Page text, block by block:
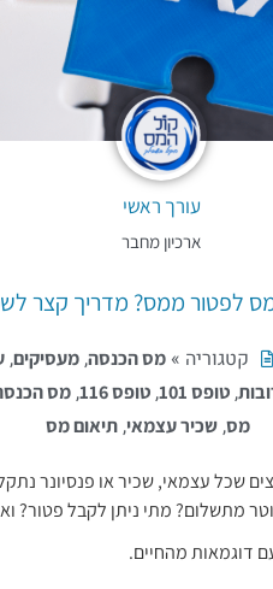
עורך ראשי
ארכיון מחבר
לפטור ממס? מדריך קצר
קטגוריה » מס הכנסה,מעסיקים,
,טופס 101 ,טופס 116 ,מס
מס,שכיר עצמאי,תיאום מס
שכל עצמאי, שכיר או פנסיונר
מתשלום? מתי ניתן לקבל פטור?
דוגמאות מהחיים.